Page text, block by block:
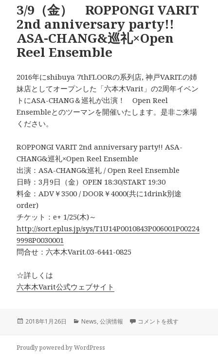
3/9（金） ROPPONGI VARIT
2nd anniversary party!!
ASA-CHANG&巡礼×Open
Reel Ensemble
2016年にshibuya 7thFLOORの系列店, 神戸VARIT.の姉
妹店としてオープンした「六本木Varit」の2周年イベン
トにASA-CHANG＆巡礼が出演！ Open Reel
Ensembleとのツーマンを開催いたします。是非ご来場
ください。
ROPPONGI VARIT 2nd anniversary party!! ASA-
CHANG&巡礼×Open Reel Ensemble
出演：ASA-CHANG&巡礼 / Open Reel Ensemble
日時：3月9日（金）OPEN 18:30/START 19:30
料金：ADV￥3500 / DOOR￥4000(共に1drink別途
order)
チケット：e+ 1/25(木)～
http://sort.eplus.jp/sys/T1U14P0010843P006001P00224
9998P0030001
問合せ：六本木Varit.03-6441-0825
☆詳しくは
六本木Varit公式ウェブサイト
投
2018年1月26日
カ
リ
News,公演情報 3/9（金） ROPPONGI
コメントを残す
Proudly powered by WordPress